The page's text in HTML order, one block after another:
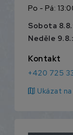
Po - Pá:
Sobota
Neděle 9.8.:
Kontakt
+420 725
map Ukázat